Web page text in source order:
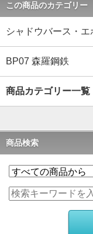
この商品のカテゴリー
シャドウバース・エ
BP07 森羅鋼鉄
商品カテゴリー一覧
商品検索